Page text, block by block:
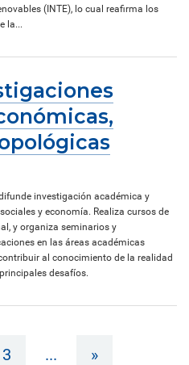
(INTE), lo cual reafirma los
la...
investigación académica y
y economía. Realiza cursos de
y organiza seminarios y
en las áreas académicas
al conocimiento de la realidad
desafíos.
3 ... »